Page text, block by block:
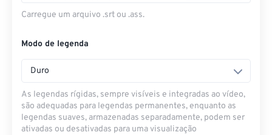
Carregue um arquivo .srt ou .ass.
Modo de legenda
Duro
As legendas rígidas, sempre visíveis e integradas ao vídeo,
são adequadas para legendas permanentes, enquanto as
legendas suaves, armazenadas separadamente, podem ser
ativadas ou desativadas para uma visualização